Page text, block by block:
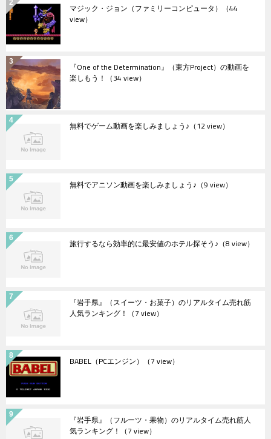
マジック・ジョン（ファミリーコンピュータ） （44
view）
『One of the Determination』（東方Project）の動画を
楽しもう！ （34 view）
無料でゲーム動画を楽しみましょう♪ （12 view）
無料でアニソン動画を楽しみましょう♪ （9 view）
旅行するなら効率的に最安値のホテル探そう♪ （8 view）
『岩手県』（スイーツ・お菓子）のリアルタイム売れ筋
人気ランキング！ （7 view）
BABEL（PCエンジン） （7 view）
『岩手県』（フルーツ・果物）のリアルタイム売れ筋人
気ランキング！ （7 view）